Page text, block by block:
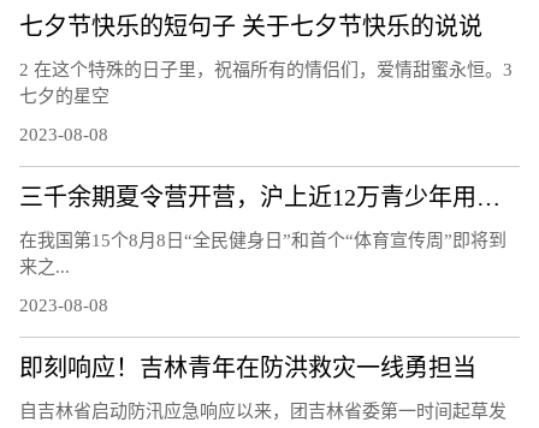
七夕节快乐的短句子 关于七夕节快乐的说说
2 在这个特殊的日子里，祝福所有的情侣们，爱情甜蜜永恒。3
七夕的星空
2023-08-08
三千余期夏令营开营，沪上近12万青少年用运动欢度暑假
在我国第15个8月8日“全民健身日”和首个“体育宣传周”即将到
来之...
2023-08-08
即刻响应！吉林青年在防洪救灾一线勇担当
自吉林省启动防汛应急响应以来，团吉林省委第一时间起草发